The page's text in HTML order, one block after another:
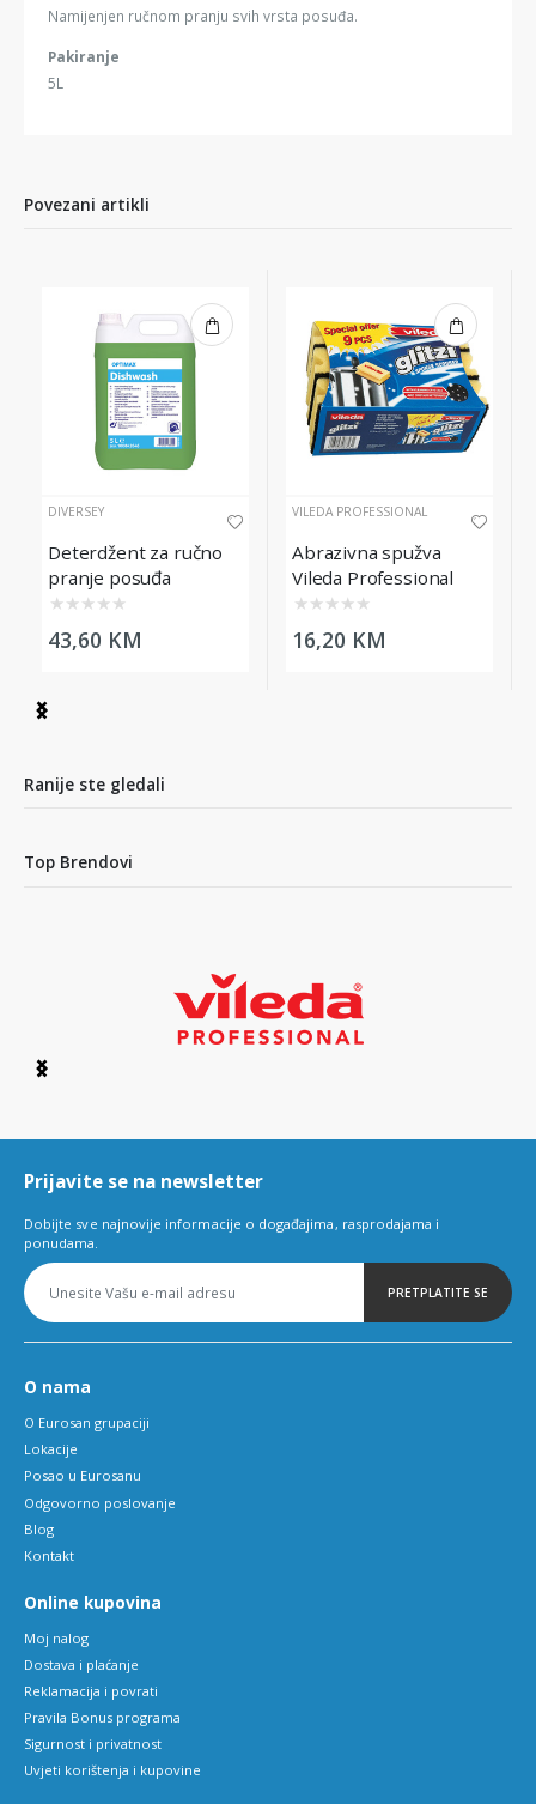
Namijenjen ručnom pranju svih vrsta posuđa.
Pakiranje
5L
Povezani artikli
DIVERSEY
Deterdžent za ručno
pranje posuđa
Optimax Dishwash, 5L
★ ★ ★ ★ ★
43,60 KM
VILEDA PROFESSIONAL
Abrazivna spužva
Vileda Professional
Glitzi Heavy Duty 9/1
★ ★ ★ ★ ★
16,20 KM
Item
5
Ranije ste gledali
Top Brendovi
Item
6
Prijavite se na newsletter
Dobijte sve najnovije informacije o događajima, rasprodajama i
ponudama.
PRETPLATITE SE
O nama
O Eurosan grupaciji
Lokacije
Posao u Eurosanu
Odgovorno poslovanje
Blog
Kontakt
Online kupovina
Moj nalog
Dostava i plaćanje
Reklamacija i povrati
Pravila Bonus programa
Sigurnost i privatnost
Uvjeti korištenja i kupovine